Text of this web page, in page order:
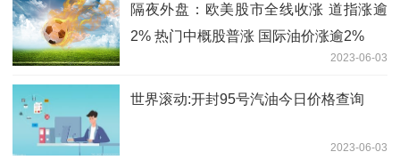
隔夜外盘：欧美股市全线收涨 道指涨逾
2% 热门中概股普涨 国际油价涨逾2%
2023-06-03
世界滚动:开封95号汽油今日价格查询
2023-06-03